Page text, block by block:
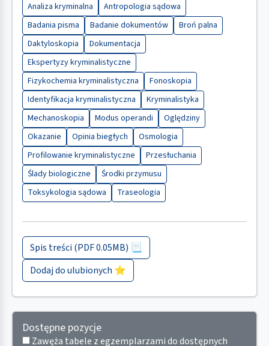
Analiza kryminalna
Antropologia sądowa
Badania pisma
Badanie dokumentów
Broń palna
Daktyloskopia
Dokumentacja
Ekspertyzy kryminalistyczne
Fizykochemia kryminalistyczna
Fonoskopia
Identyfikacja kryminalistyczna
Kryminalistyka
Mechanoskopia
Modus operandi
Oględziny
Okazanie
Opinia biegłych
Osmologia
Profilowanie kryminalistyczne
Przesłuchania
Ślady biologiczne
Środki przymusu
Toksykologia sądowa
Traseologia
Spis treści (PDF 0.05MB) 📃
Dodaj do ulubionych ⭐
Dostępne pozycje
Zawęża tabele z egzemplarzami do dostępnych